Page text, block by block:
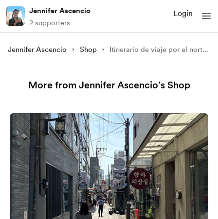
Jennifer Ascencio
2 supporters
Login
Jennifer Ascencio Shop Itinerario de viaje por el norte de Italia en 6 días
More from Jennifer Ascencio’s Shop